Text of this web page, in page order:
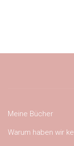
Meine Bücher
Warum haben wir